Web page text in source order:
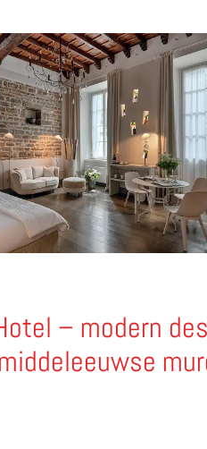
en Palermo
– modern
GombitHotel – modern